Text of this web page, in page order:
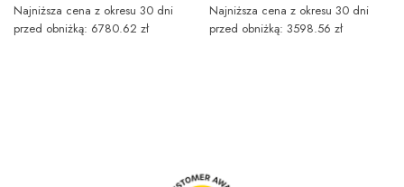
Najniższa cena z okresu 30 dni
przed obniżką: 6780.62 zł
Najniższa cena z okresu 30 dni
przed obniżką: 3598.56 zł